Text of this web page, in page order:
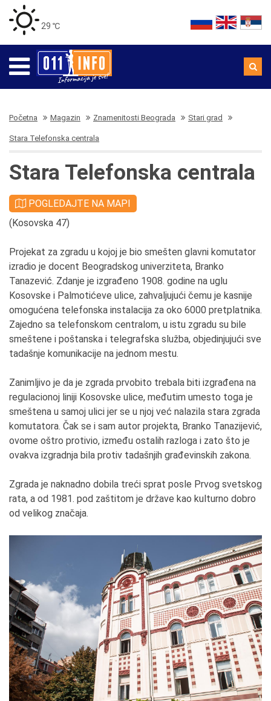
29 ℃
Početna Magazin Znamenitosti Beograda Stari grad
Stara Telefonska centrala
Stara Telefonska centrala
POGLEDAJTE NA MAPI
(Kosovska 47)
Projekat za zgradu u kojoj je bio smešten glavni komutator
izradio je docent Beogradskog univerziteta, Branko
Tanazević. Zdanje je izgrađeno 1908. godine na uglu
Kosovske i Palmotićeve ulice, zahvaljujući čemu je kasnije
omogućena telefonska instalacija za oko 6000 pretplatnika.
Zajedno sa telefonskom centralom, u istu zgradu su bile
smeštene i poštanska i telegrafska služba, objedinjujući sve
tadašnje komunikacije na jednom mestu.
Zanimljivo je da je zgrada prvobito trebala biti izgrađena na
regulacionoj liniji Kosovske ulice, međutim umesto toga je
smeštena u samoj ulici jer se u njoj već nalazila stara zgrada
komutatora. Čak se i sam autor projekta, Branko Tanazijević,
ovome oštro protivio, između ostalih razloga i zato što je
ovakva izgradnja bila protiv tadašnjih građevinskih zakona.
Zgrada je naknadno dobila treći sprat posle Prvog svetskog
rata, a od 1981. pod zaštitom je države kao kulturno dobro
od velikog značaja.